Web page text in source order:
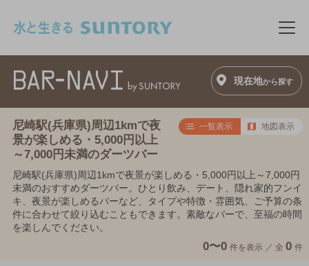
メ
現在地から探す
尼崎駅(兵庫県)周辺1kmで夜
景が楽しめる・5,000円以上
～7,000円未満のダーツバー
一覧表示 地図表示
尼崎駅(兵庫県)周辺1kmで夜景が楽しめる・5,000円以上～7,000円
未満のおすすめダーツバー。ひとり飲み、デート、隠れ家的フンイ
キ、夜景が楽しめるバーなど、タイプや特徴・雰囲気、ご予算の条
件に合わせて絞り込むこともできます。素敵なバーで、至福の時間
を楽しんでください。
0〜0 件を表示 ／ 全 0 件